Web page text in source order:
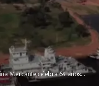
Mercante celebra 64 años...